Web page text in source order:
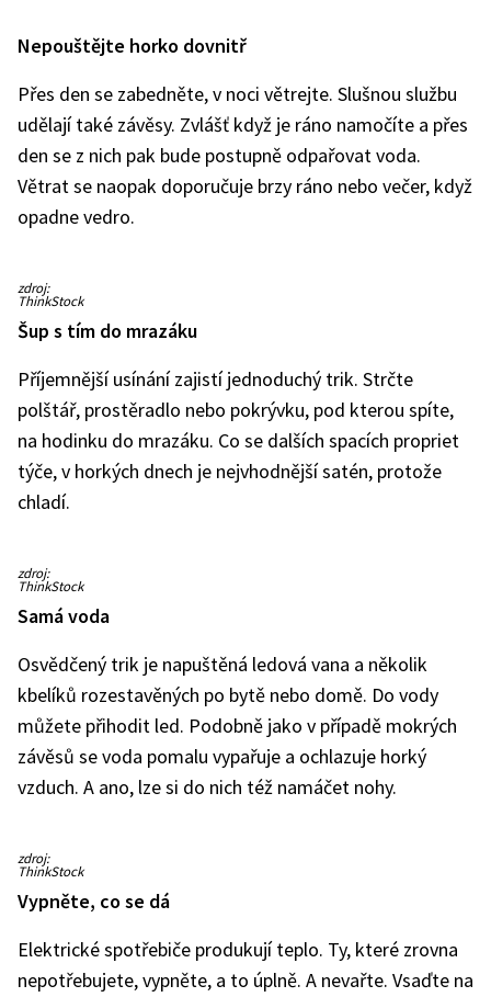
Nepouštějte horko dovnitř
Přes den se zabedněte, v noci větrejte. Slušnou službu
udělají také závěsy. Zvlášť když je ráno namočíte a přes
den se z nich pak bude postupně odpařovat voda.
Větrat se naopak doporučuje brzy ráno nebo večer, když
opadne vedro.
Ilustrační
snímek
zdroj:
ThinkStock
Šup s tím do mrazáku
Příjemnější usínání zajistí jednoduchý trik. Strčte
polštář, prostěradlo nebo pokrývku, pod kterou spíte,
na hodinku do mrazáku. Co se dalších spacích propriet
týče, v horkých dnech je nejvhodnější satén, protože
chladí.
Ilustrační
snímek
zdroj:
ThinkStock
Samá voda
Osvědčený trik je napuštěná ledová vana a několik
kbelíků rozestavěných po bytě nebo domě. Do vody
můžete přihodit led. Podobně jako v případě mokrých
závěsů se voda pomalu vypařuje a ochlazuje horký
vzduch. A ano, lze si do nich též namáčet nohy.
Ilustrační
snímek
zdroj:
ThinkStock
Vypněte, co se dá
Elektrické spotřebiče produkují teplo. Ty, které zrovna
nepotřebujete, vypněte, a to úplně. A nevařte. Vsaďte na